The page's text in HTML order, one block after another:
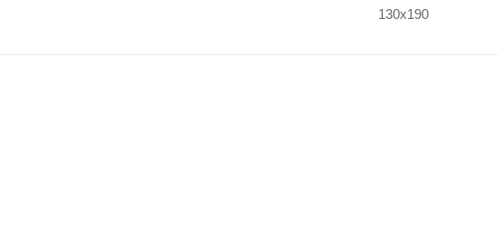
130x190